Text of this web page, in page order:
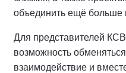
объединить ещё
Для представителей
возможность
взаимодействие и